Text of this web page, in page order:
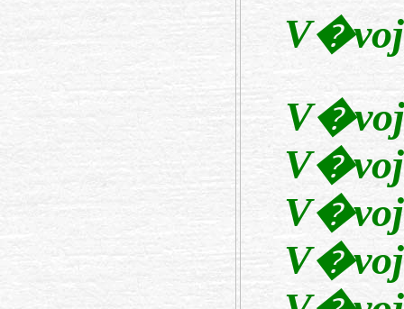
V�voj
V�voj
V�voj
V�voj
V�voj